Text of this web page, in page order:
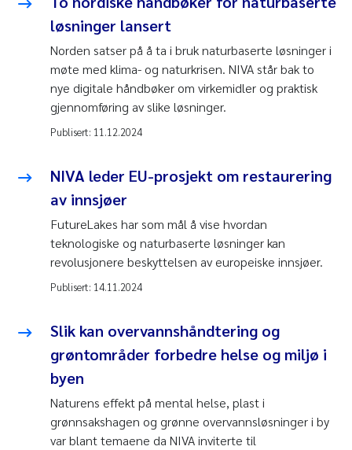
løsninger lansert
Norden satser på å ta i bruk naturbaserte løsninger i
møte med klima- og naturkrisen. NIVA står bak to
nye digitale håndbøker om virkemidler og praktisk
gjennomføring av slike løsninger.
Publisert: 11.12.2024
NIVA leder EU-prosjekt om restaurering
av innsjøer
FutureLakes har som mål å vise hvordan
teknologiske og naturbaserte løsninger kan
revolusjonere beskyttelsen av europeiske innsjøer.
Publisert: 14.11.2024
Slik kan overvannshåndtering og
grøntområder forbedre helse og miljø i
byen
Naturens effekt på mental helse, plast i
grønnsakshagen og grønne overvannsløsninger i by
var blant temaene da NIVA inviterte til